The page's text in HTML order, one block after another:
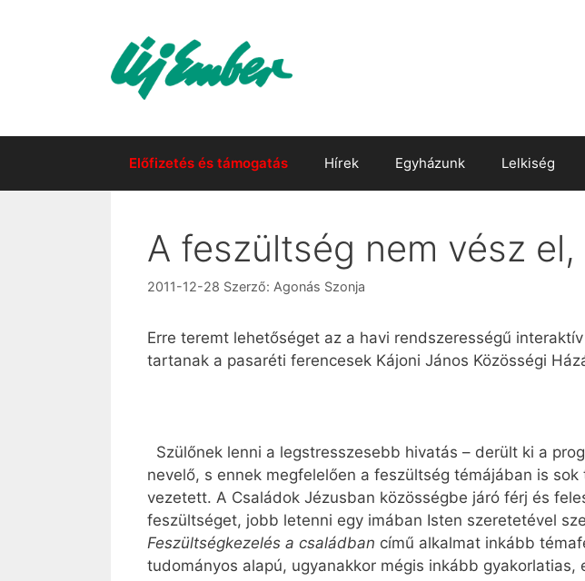
Előfizetés és támogatás Hírek Egyházunk Lelkiség
A feszültség nem vész
2011-12-28 Szerző: Agonás Szonja
Erre teremt lehetőséget az a havi rendszerességű
tartanak a pasaréti ferencesek Kájoni János Közösségi
Szülőnek lenni a legstresszesebb hivatás – derült ki a
nevelő, s ennek megfelelően a feszültség témájában is
vezetett. A Családok Jézusban közösségbe járó férj és
feszültséget, jobb letenni egy imában Isten szeretetével
Feszültségkezelés a családban című alkalmat inkább
tudományos alapú, ugyanakkor mégis inkább